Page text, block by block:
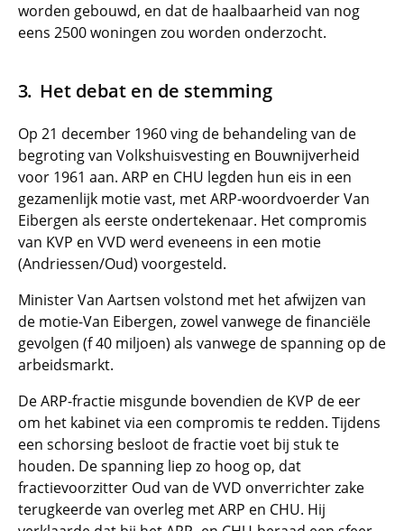
worden gebouwd, en dat de haalbaarheid van nog
eens 2500 woningen zou worden onderzocht.
Het debat en de stemming
Op 21 december 1960 ving de behandeling van de
begroting van Volkshuisvesting en Bouwnijverheid
voor 1961 aan. ARP en CHU legden hun eis in een
gezamenlijk motie vast, met ARP-woordvoerder Van
Eibergen als eerste ondertekenaar. Het compromis
van KVP en VVD werd eveneens in een motie
(Andriessen/Oud) voorgesteld.
Minister Van Aartsen volstond met het afwijzen van
de motie-Van Eibergen, zowel vanwege de financiële
gevolgen (f 40 miljoen) als vanwege de spanning op de
arbeidsmarkt.
De ARP-fractie misgunde bovendien de KVP de eer
om het kabinet via een compromis te redden. Tijdens
een schorsing besloot de fractie voet bij stuk te
houden. De spanning liep zo hoog op, dat
fractievoorzitter Oud van de VVD onverrichter zake
terugkeerde van overleg met ARP en CHU. Hij